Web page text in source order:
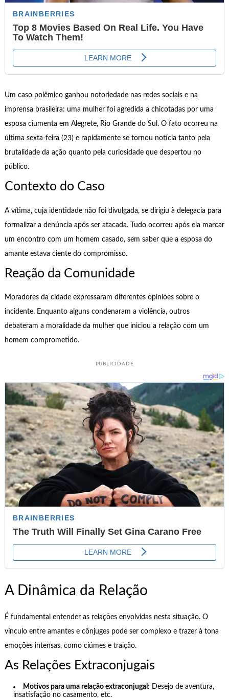
Um caso polêmico ganhou notoriedade nas redes sociais e na
imprensa brasileira: uma mulher foi agredida a chicotadas por uma
esposa ciumenta em Alegrete, Rio Grande do Sul. O fato ocorreu na
última sexta-feira (23) e rapidamente se tornou notícia tanto pela
brutalidade da ação quanto pela curiosidade que despertou no
público.
Contexto do Caso
A vítima, cuja identidade não foi divulgada, se dirigiu à delegacia para
formalizar a denúncia após ser atacada. Tudo ocorreu após ela marcar
um encontro com um homem casado, sem saber que a esposa do
amante estava ciente do compromisso.
Reação da Comunidade
Moradores da cidade expressaram diferentes opiniões sobre o
incidente. Enquanto alguns condenaram a violência, outros
debateram a moralidade da mulher que iniciou a relação com um
homem comprometido.
PUBLICIDADE
A Dinâmica da Relação
É fundamental entender as relações envolvidas nesta situação. O
vínculo entre amantes e cônjuges pode ser complexo e trazer à tona
emoções intensas, como ciúmes e traição.
As Relações Extraconjugais
Motivos para uma relação extraconjugal: Desejo de aventura,
insatisfação no casamento, etc.